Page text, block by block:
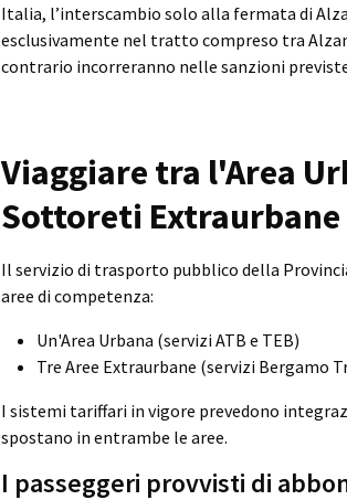
Italia, l’interscambio solo alla fermata di
esclusivamente nel tratto compreso tra
contrario incorreranno nelle sanzioni
Viaggiare tra l'Area
Sottoreti
Il servizio di trasporto pubblico della
aree di competenza:
Un'Area Urbana (servizi ATB e TEB)
Tre Aree Extraurbane (servizi Bergamo
I sistemi tariffari in vigore prevedono
spostano in entrambe le aree.
I passeggeri provvisti di